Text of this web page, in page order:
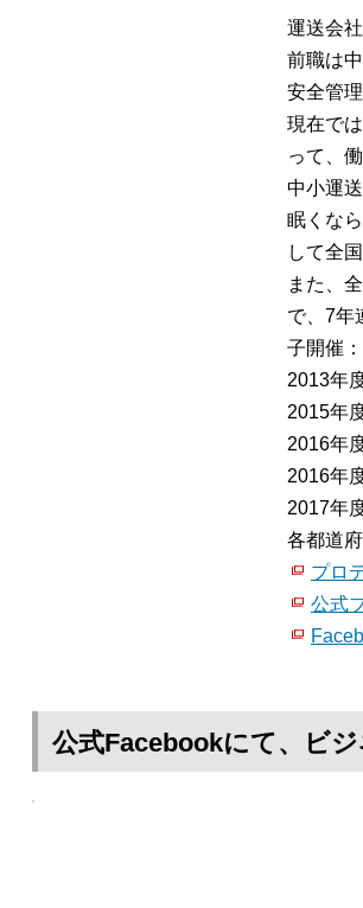
運送会
前職は
安全管
現在で
って、
中小運
眠くな
して全
また、
で、7年
子開催
2013年
2015年
2016年
2016年
2017年
各都道
プロ
公式
公式Facebookにて、ビ